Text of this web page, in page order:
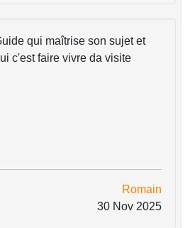
qui maîtrise son sujet et
c'est faire vivre da visite
Romain
30 Nov 2025